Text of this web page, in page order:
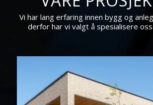
Vi har lang erfaring innen bygg og
derfor har vi valgt å spesialisere